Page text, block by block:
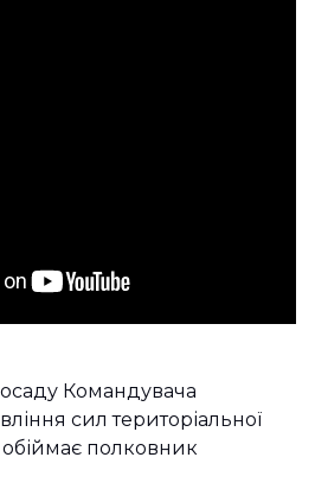
Командувача
сил територіальної
полковник